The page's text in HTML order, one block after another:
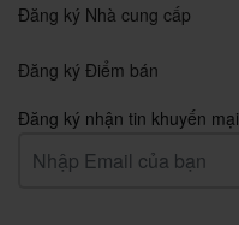
Đăng ký Nhà cung cấp
Đăng ký Điểm bán
Đăng ký nhận tin khuyến mại